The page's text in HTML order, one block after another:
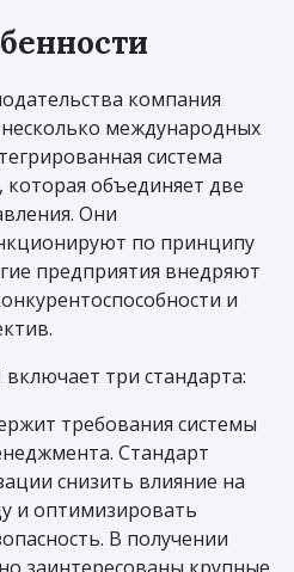
компания
международных
система
объединяет две
Они
по принципу
предприятия внедряют
и
три стандарта:
требования системы
Стандарт
снизить влияние на
и оптимизировать
В получении